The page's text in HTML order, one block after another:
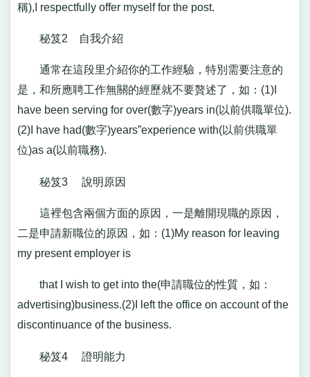
稱),I respectfully offer myself for the post.
秘笈2 自我介紹
通常在這段里介紹你的工作經驗，特別需要注意的
是，和所應聘工作無關的經歷就不要贅述了，如：(1)I
have been serving for over(數字)years in(以前供職單位).
(2)I have had(數字)years”experience with(以前供職單
位)as a(以前職務).
秘笈3 說明原因
這裡包含兩個方面的原因，一是離開現職的原因，
二是申請新職位的原因，如：(1)My reason for leaving
my present employer is
that I wish to get into the(申請職位的性質，如：
advertising)business.(2)I left the office on account of the
discontinuance of the business.
秘笈4 證明能力